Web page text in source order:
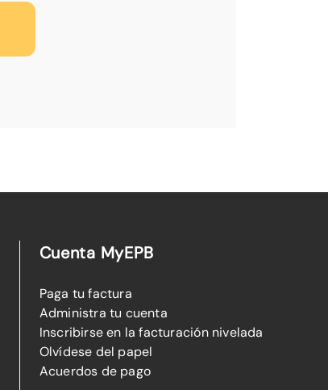
Cuenta MyEPB
Paga tu factura
Administra tu cuenta
Inscribirse en la facturación nivelada
Olvídese del papel
Acuerdos de pago